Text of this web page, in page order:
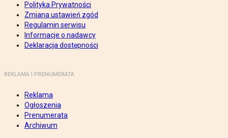
Polityka Prywatności
Zmiana ustawień zgód
Regulamin serwisu
Informacje o nadawcy
Deklaracja dostępności
REKLAMA I PRENUMERATA
Reklama
Ogłoszenia
Prenumerata
Archiwum